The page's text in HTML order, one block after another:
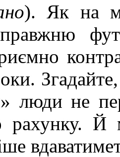
). Як на
люди не
рахунку.